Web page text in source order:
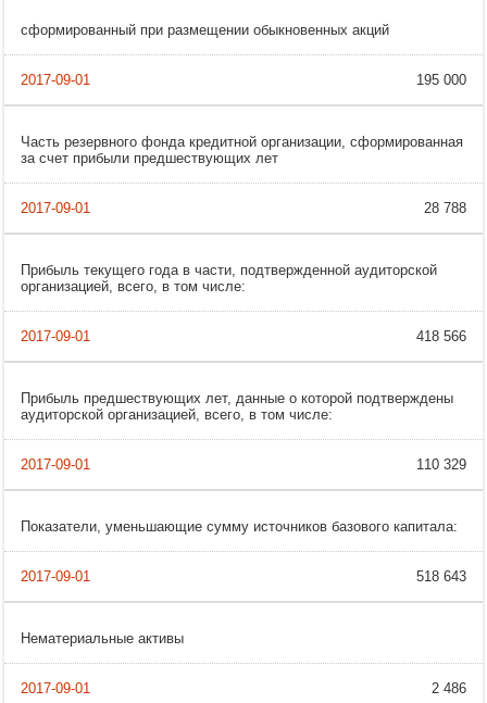
сформированный при размещении обыкновенных акций
195 000
Часть резервного фонда кредитной организации, сформированная
за счет прибыли предшествующих лет
28 788
Прибыль текущего года в части, подтвержденной аудиторской
организацией, всего, в том числе:
418 566
Прибыль предшествующих лет, данные о которой подтверждены
аудиторской организацией, всего, в том числе:
110 329
Показатели, уменьшающие сумму источников базового капитала:
518 643
Нематериальные активы
2 486